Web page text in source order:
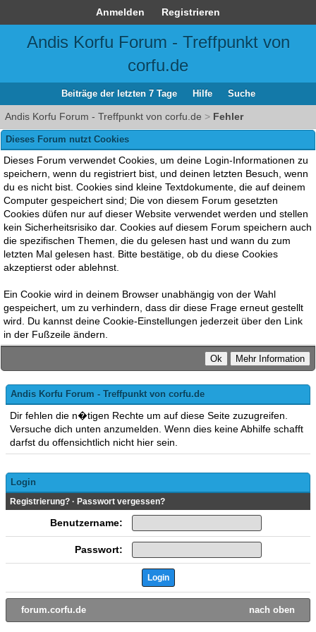
Anmelden Registrieren
Andis Korfu Forum - Treffpunkt von
corfu.de
Beiträge der letzten 7 Tage Hilfe Suche
Andis Korfu Forum - Treffpunkt von corfu.de > Fehler
Dieses Forum nutzt Cookies
Dieses Forum verwendet Cookies, um deine Login-Informationen zu
speichern, wenn du registriert bist, und deinen letzten Besuch, wenn
du es nicht bist. Cookies sind kleine Textdokumente, die auf deinem
Computer gespeichert sind; Die von diesem Forum gesetzten
Cookies düfen nur auf dieser Website verwendet werden und stellen
kein Sicherheitsrisiko dar. Cookies auf diesem Forum speichern auch
die spezifischen Themen, die du gelesen hast und wann du zum
letzten Mal gelesen hast. Bitte bestätige, ob du diese Cookies
akzeptierst oder ablehnst.
Ein Cookie wird in deinem Browser unabhängig von der Wahl
gespeichert, um zu verhindern, dass dir diese Frage erneut gestellt
wird. Du kannst deine Cookie-Einstellungen jederzeit über den Link
in der Fußzeile ändern.
Andis Korfu Forum - Treffpunkt von corfu.de
Dir fehlen die n�tigen Rechte um auf diese Seite zuzugreifen.
Versuche dich unten anzumelden. Wenn dies keine Abhilfe schafft
darfst du offensichtlich nicht hier sein.
Login
Registrierung? · Passwort vergessen?
Benutzername:
Passwort:
nach oben
forum.corfu.de